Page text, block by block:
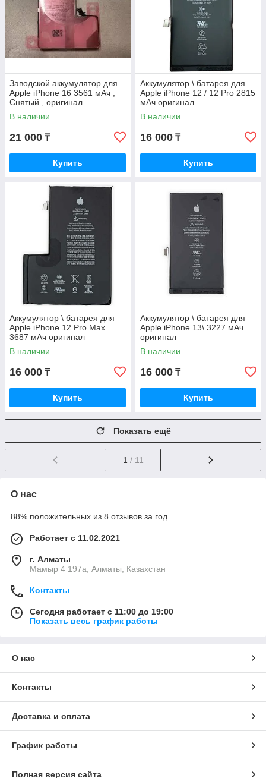
Заводской аккумулятор для
Apple iPhone 16 3561 мАч ,
Снятый , оригинал
В наличии
21 000 ₸
Купить
Аккумулятор \ батарея для
Apple iPhone 12 / 12 Pro 2815
мАч оригинал
В наличии
16 000 ₸
Купить
Аккумулятор \ батарея для
Apple iPhone 12 Pro Max
3687 мАч оригинал
В наличии
16 000 ₸
Купить
Аккумулятор \ батарея для
Apple iPhone 13\ 3227 мАч
оригинал
В наличии
16 000 ₸
Купить
Показать ещё
1 / 11
О нас
88% положительных из 8 отзывов за год
Работает с 11.02.2021
г. Алматы
Мамыр 4 197а, Алматы, Казахстан
Контакты
Сегодня работает с 11:00 до 19:00
Показать весь график работы
О нас
Контакты
Доставка и оплата
График работы
Полная версия сайта